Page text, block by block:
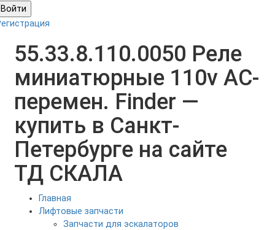
Войти
55.33.8.110.0050 Реле
миниатюрные 110v AC-
перемен. Finder —
купить в Санкт-
Петербурге на сайте
ТД СКАЛА
Главная
Лифтовые запчасти
Запчасти для эскалаторов